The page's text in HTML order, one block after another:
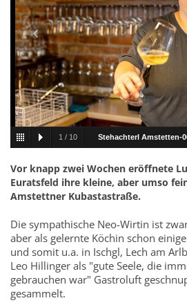
1 / 10 Stehachterl Amstetten-
Vor knapp zwei Wochen eröffnete
Euratsfeld ihre kleine, aber umso
Amstettner Kubastastraße.
Die sympathische Neo-Wirtin ist
aber als gelernte Köchin schon
und somit u.a. in Ischgl, Lech am
Leo Hillinger als "gute Seele, die
gebrauchen war" Gastroluft
gesammelt.